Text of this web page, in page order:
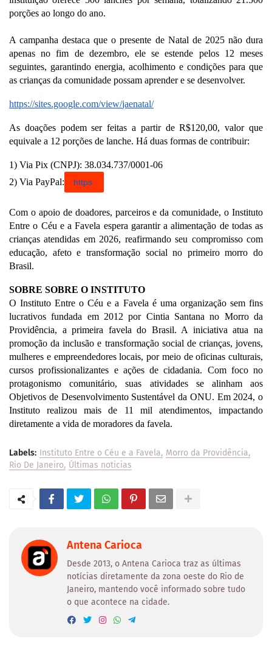
porções ao longo do ano.
A campanha destaca que o presente de Natal de 2025 não dura
apenas no fim de dezembro, ele se estende pelos 12 meses
seguintes, garantindo energia, acolhimento e condições para que
as crianças da comunidade possam aprender e se desenvolver.
https://sites.google.com/view/jaenatal/
As doações podem ser feitas a partir de R$120,00, valor que
equivale a 12 porções de lanche. Há duas formas de contribuir:
1) Via Pix (CNPJ): 38.034.737/0001-06
2) Via PayPal:
https:
Com o apoio de doadores, parceiros e da comunidade, o Instituto
Entre o Céu e a Favela espera garantir a alimentação de todas as
crianças atendidas em 2026, reafirmando seu compromisso com
educação, afeto e transformação social no primeiro morro do
Brasil.
SOBRE SOBRE O INSTITUTO
O Instituto Entre o Céu e a Favela é uma organização sem fins
lucrativos fundada em 2012 por Cintia Santana no Morro da
Providência, a primeira favela do Brasil. A iniciativa atua na
promoção da inclusão e transformação social de crianças, jovens,
mulheres e empreendedores locais, por meio de oficinas culturais,
cursos profissionalizantes e ações de cidadania. Com foco no
protagonismo comunitário, suas atividades se alinham aos
Objetivos de Desenvolvimento Sustentável da ONU. Em 2024, o
Instituto realizou mais de 11 mil atendimentos, impactando
diretamente a vida de moradores da favela.
Labels: Instituto Entre o Céu e a Favela Morro da Providência
Rio De Janeiro Últimas noticias
Antena Carioca
Desde 2013, o Antena Carioca traz as últimas
notícias diretamente da zona oeste do Rio de
Janeiro, mantendo você informado sobre tudo
o que acontece na cidade.